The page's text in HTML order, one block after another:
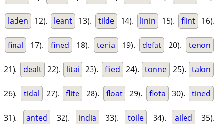
laden 12). leant 13). tilde 14). linin 15). flint 16).
final 17). fined 18). tenia 19). defat 20). tenon
21). dealt 22). litai 23). flied 24). tonne 25). talon
26). tidal 27). flite 28). float 29). flota 30). tined
31). anted 32). india 33). toile 34). ailed 35).